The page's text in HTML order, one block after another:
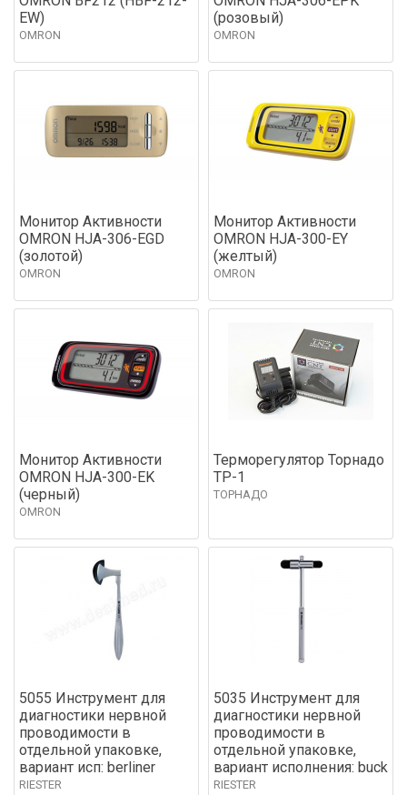
EW)
OMRON
(розовый)
OMRON
Монитор Активности
OMRON HJA-306-EGD
(золотой)
OMRON
Монитор Активности
OMRON HJA-300-EY
(желтый)
OMRON
Монитор Активности
OMRON HJA-300-EK
(черный)
OMRON
Терморегулятор Торнадо
ТР-1
ТОРНАДО
5055 Инструмент для
диагностики нервной
проводимости в
отдельной упаковке,
вариант исп: berliner
RIESTER
5035 Инструмент для
диагностики нервной
проводимости в
отдельной упаковке,
вариант исполнения: buck
RIESTER